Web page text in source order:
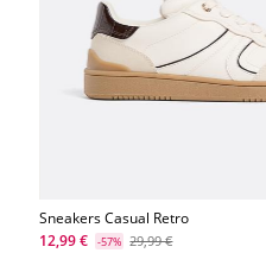
Sneakers Casual Retro
12,99 €
-57% 29,99 €